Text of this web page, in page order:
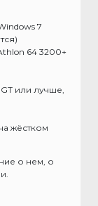
7
64 3200+
или лучше,
жёстком
о нем, о